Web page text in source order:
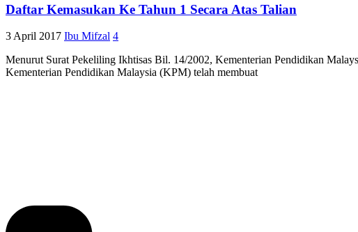
Daftar Kemasukan Ke Tahun 1 Secara Atas Talian
3 April 2017 Ibu Mifzal 4
Menurut Surat Pekeliling Ikhtisas Bil. 14/2002, Kementerian Pendidikan
Kementerian Pendidikan Malaysia (KPM) telah membuat